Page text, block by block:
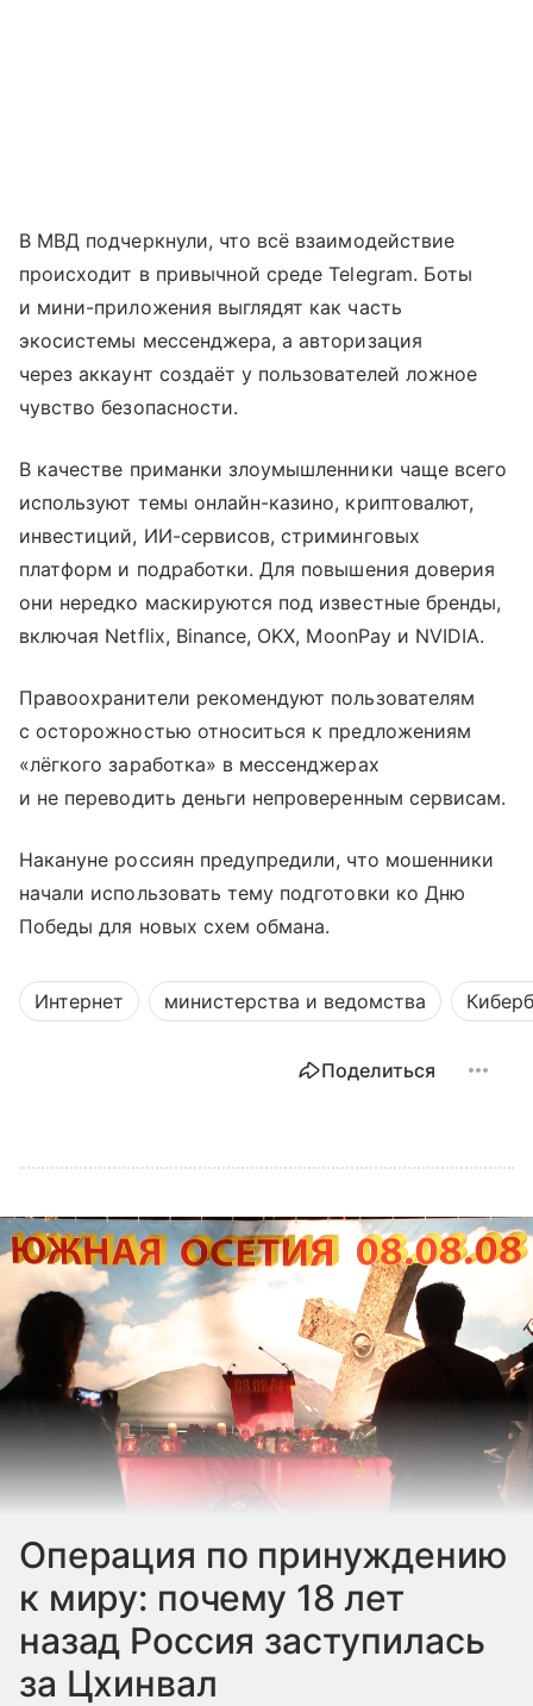
В МВД подчеркнули, что всё взаимодействие
происходит в привычной среде Telegram. Боты
и мини-приложения выглядят как часть
экосистемы мессенджера, а авторизация
через аккаунт создаёт у пользователей ложное
чувство безопасности.
В качестве приманки злоумышленники чаще всего
используют темы онлайн-казино, криптовалют,
инвестиций, ИИ-сервисов, стриминговых
платформ и подработки. Для повышения доверия
они нередко маскируются под известные бренды,
включая Netflix, Binance, OKX, MoonPay и NVIDIA.
Правоохранители рекомендуют пользователям
с осторожностью относиться к предложениям
«лёгкого заработка» в мессенджерах
и не переводить деньги непроверенным сервисам.
Накануне россиян предупредили, что мошенники
начали использовать тему подготовки ко Дню
Победы для новых схем обмана.
Интернет министерства и ведомства
Поделиться
Операция по принуждению
к миру: почему 18 лет
назад Россия заступилась
за Цхинвал